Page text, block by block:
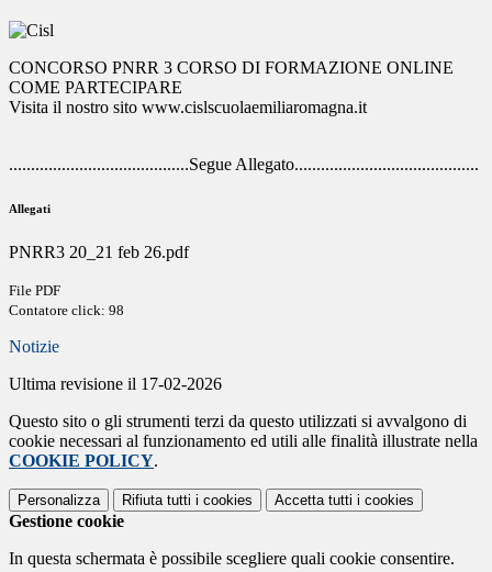
CONCORSO PNRR 3 CORSO DI FORMAZIONE ONLINE
COME PARTECIPARE
Visita il nostro sito www.cislscuolaemiliaromagna.it
.........................................Segue Allegato..........................................
Allegati
PNRR3 20_21 feb 26.pdf
File PDF
Contatore click: 98
Notizie
Ultima revisione il 17-02-2026
Questo sito o gli strumenti terzi da questo utilizzati si avvalgono di
cookie necessari al funzionamento ed utili alle finalità illustrate nella
COOKIE POLICY.
Personalizza Rifiuta tutti i cookies Accetta tutti i cookies
Gestione cookie
In questa schermata è possibile scegliere quali cookie consentire.